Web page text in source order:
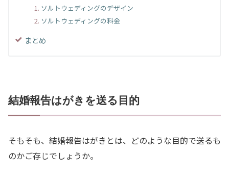
ソルトウェディングのデザイン
ソルトウェディングの料金
まとめ
結婚報告はがきを送る目的
そもそも、結婚報告はがきとは、どのような目的で送るも
のかご存じでしょうか。